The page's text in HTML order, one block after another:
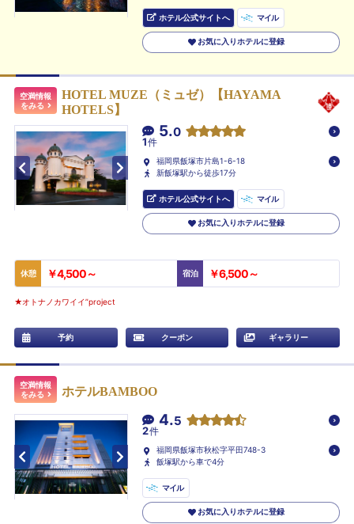
ホテル公式サイトへ マイル
お気に入りホテルに登録
空満情報
をみる
HOTEL MUZE（ミュゼ）【HAYAMA
HOTELS】
5.0
1件
福岡県飯塚市片島1-6-18
新飯塚駅から徒歩17分
ホテル公式サイトへ マイル
お気に入りホテルに登録
休憩 ￥4,500～ 宿泊 ￥6,500～
★オトナノカワイイ”project
予約 クーポン ギャラリー
空満情報
をみる
ホテルBAMBOO
4.5
2件
福岡県飯塚市秋松字平田748-3
飯塚駅から車で4分
マイル
お気に入りホテルに登録